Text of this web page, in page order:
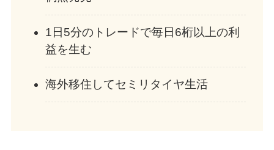
1日5分のトレードで毎日6桁以上の利
益を生む
海外移住してセミリタイヤ生活